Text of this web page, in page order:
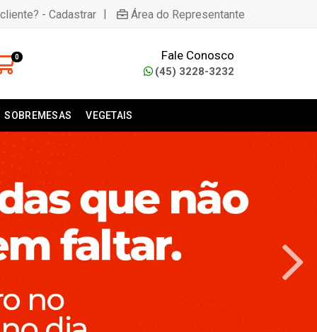
- Cadastrar | Área do Representante
0 Fale Conosco
(45) 3228-3232
SOBREMESAS VEGETAIS